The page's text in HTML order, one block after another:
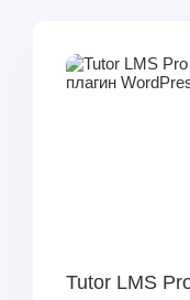
Tutor LMS